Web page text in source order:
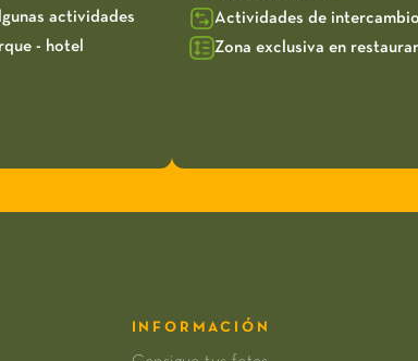
actividades
- hotel
Actividades de intercambio
Zona exclusiva en
INFORMACIÓN